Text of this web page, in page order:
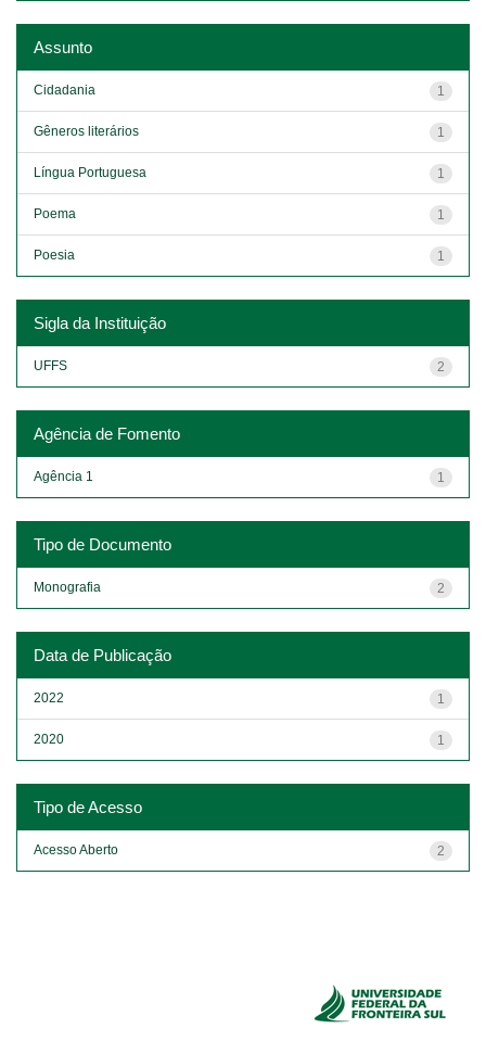
Assunto
1
Cidadania
1
Gêneros literários
1
Língua Portuguesa
1
Poema
1
Poesia
Sigla da Instituição
2
UFFS
Agência de Fomento
1
Agência 1
Tipo de Documento
2
Monografia
Data de Publicação
1
2022
1
2020
Tipo de Acesso
2
Acesso Aberto